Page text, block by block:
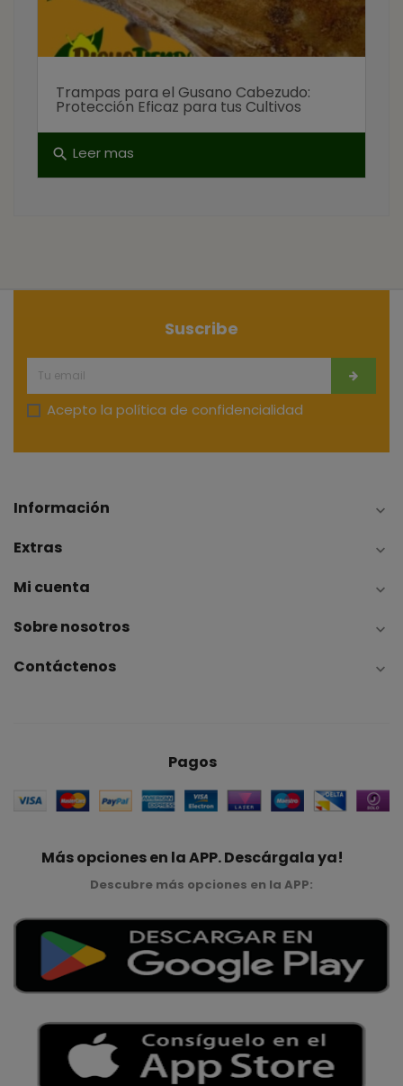
Trampas para el Gusano Cabezudo:
Protección Eficaz para tus Cultivos
search Leer mas
Suscribe
Acepto la política de confidencialidad
Información 
Extras 
Mi cuenta 
Sobre nosotros 
Contáctenos 
Pagos
Más opciones en la APP. Descárgala ya!
Descubre más opciones en la APP: